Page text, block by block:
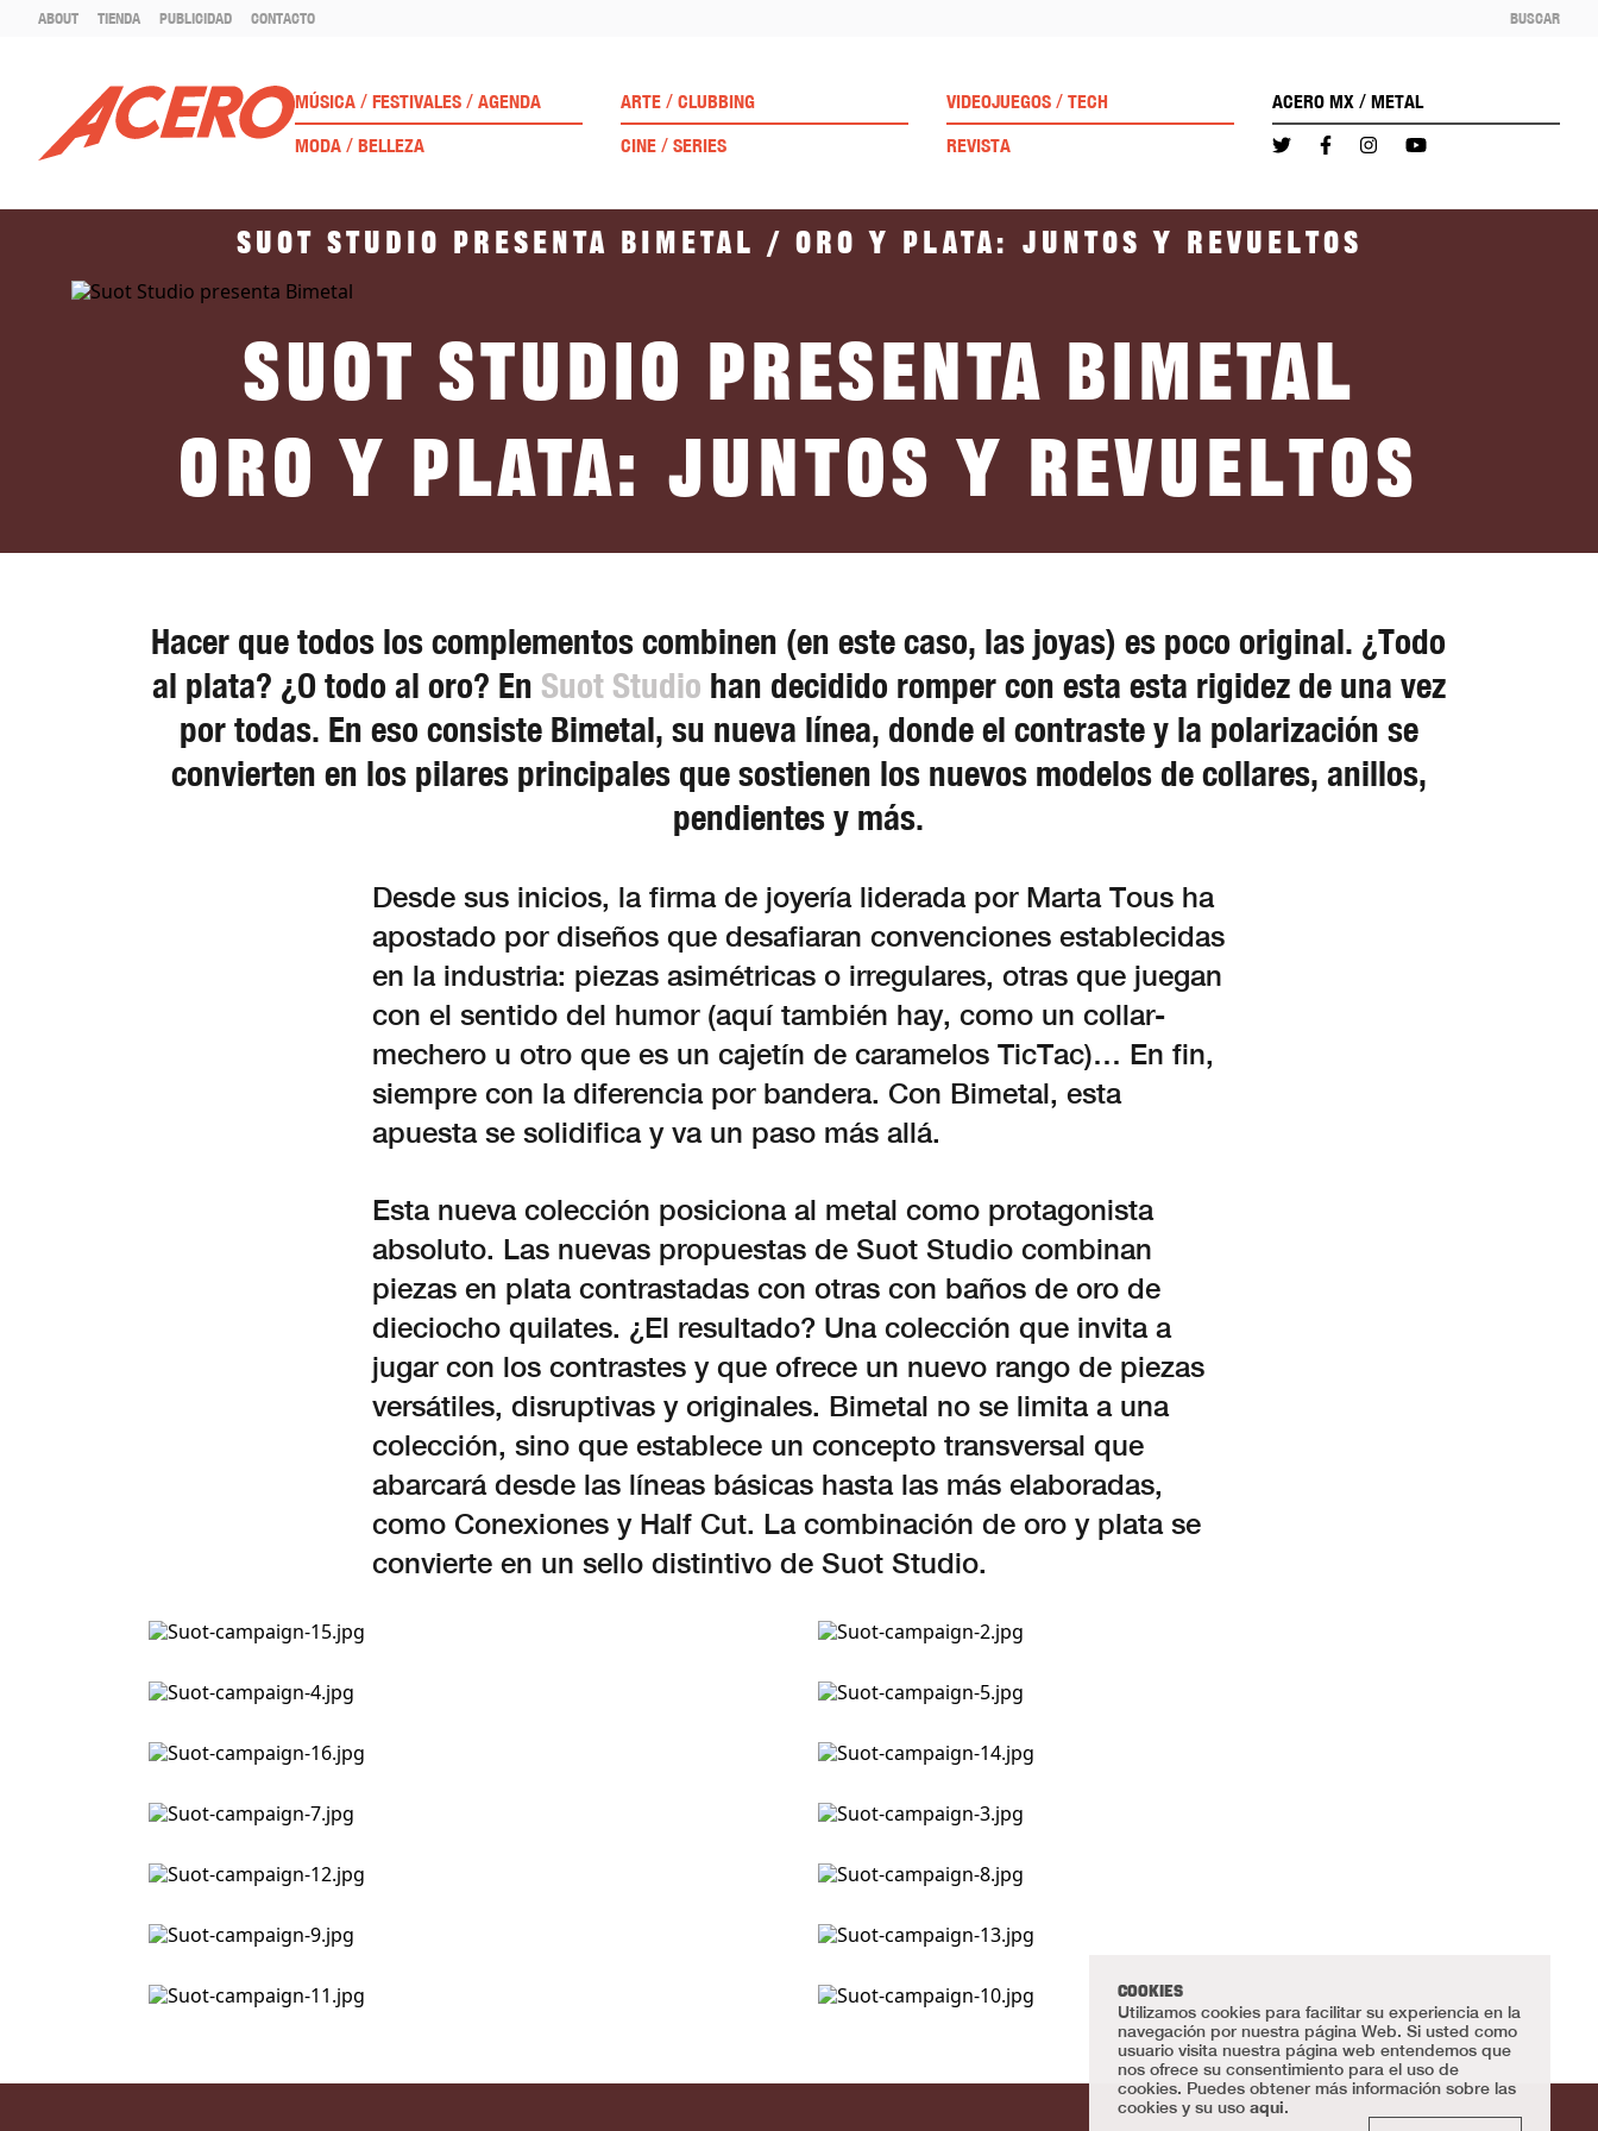
ABOUT TIENDA PUBLICIDAD CONTACTO BUSCAR
MÚSICA / FESTIVALES / AGENDA ARTE / CLUBBING VIDEOJUEGOS / TECH ACERO MX / METAL
MODA / BELLEZA CINE / SERIES REVISTA
Suot Studio presenta Bimetal / Oro y plata: juntos y revueltos
Suot Studio presenta Bimetal
Oro y plata: juntos y revueltos
Hacer que todos los complementos combinen (en este caso, las joyas) es poco original. ¿Todo
al plata? ¿O todo al oro? En Suot Studio han decidido romper con esta esta rigidez de una vez
por todas. En eso consiste Bimetal, su nueva línea, donde el contraste y la polarización se
convierten en los pilares principales que sostienen los nuevos modelos de collares, anillos,
pendientes y más.
Desde sus inicios, la firma de joyería liderada por Marta Tous ha
apostado por diseños que desafiaran convenciones establecidas
en la industria: piezas asimétricas o irregulares, otras que juegan
con el sentido del humor (aquí también hay, como un collar-
mechero u otro que es un cajetín de caramelos TicTac)… En fin,
siempre con la diferencia por bandera. Con Bimetal, esta
apuesta se solidifica y va un paso más allá.
Esta nueva colección posiciona al metal como protagonista
absoluto. Las nuevas propuestas de Suot Studio combinan
piezas en plata contrastadas con otras con baños de oro de
dieciocho quilates. ¿El resultado? Una colección que invita a
jugar con los contrastes y que ofrece un nuevo rango de piezas
versátiles, disruptivas y originales. Bimetal no se limita a una
colección, sino que establece un concepto transversal que
abarcará desde las líneas básicas hasta las más elaboradas,
como Conexiones y Half Cut. La combinación de oro y plata se
convierte en un sello distintivo de Suot Studio.
COOKIES
Utilizamos cookies para facilitar su experiencia en la
navegación por nuestra página Web. Si usted como
usuario visita nuestra página web entendemos que
nos ofrece su consentimiento para el uso de
cookies. Puedes obtener más información sobre las
cookies y su uso aqui.